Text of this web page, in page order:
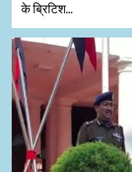
के ब्रिटिश...